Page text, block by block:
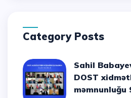
Category Posts
Sahil Babayev: Vətəndaşların
DOST
məmnunluğu